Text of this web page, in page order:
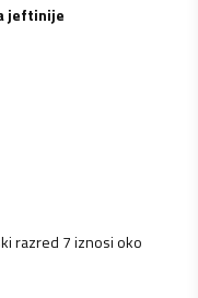
jeftinije
razred 7 iznosi oko